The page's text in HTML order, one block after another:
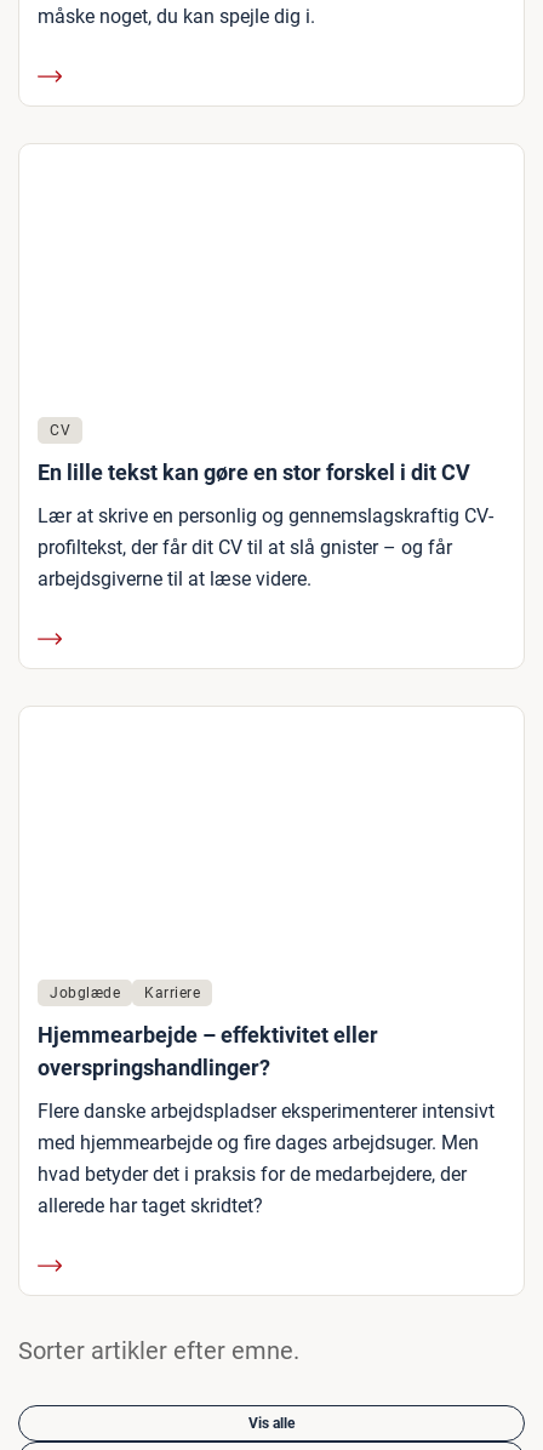
måske noget, du kan spejle dig i.
CV
En lille tekst kan gøre en stor forskel i dit CV
Lær at skrive en personlig og gennemslagskraftig CV-
profiltekst, der får dit CV til at slå gnister – og får
arbejdsgiverne til at læse videre.
Jobglæde Karriere
Hjemmearbejde – effektivitet eller
overspringshandlinger?
Flere danske arbejdspladser eksperimenterer intensivt
med hjemmearbejde og fire dages arbejdsuger. Men
hvad betyder det i praksis for de medarbejdere, der
allerede har taget skridtet?
Sorter artikler efter emne.
Vis alle